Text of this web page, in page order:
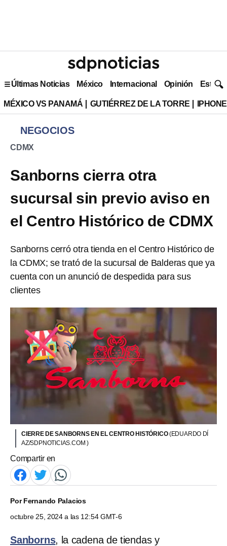
Últimas Noticias México Internacional Opinión Estilo
MÉXICO VS PANAMÁ GUTIÉRREZ DE LA TORRE
NEGOCIOS
CDMX
Sanborns cierra otra
sucursal sin previo aviso en
el Centro Histórico de CDMX
Sanborns cerró otra tienda en el Centro Histórico de
la CDMX; se trató de la sucursal de Balderas que ya
cuenta con un anunció de despedida para sus
clientes
CIERRE DE SANBORNS EN EL CENTRO HISTÓRICO(EDUARDO DÍ
AZ/SDPNOTICIAS.COM )
Compartir en
PorFernando Palacios
octubre 25, 2024 a las 12:54 GMT-6
Sanborns, la cadena de tiendas y